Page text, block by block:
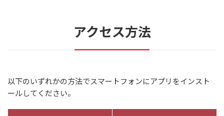
アクセス方法
以下のいずれかの方法でスマートフォンにアプリをインスト
ールしてください。